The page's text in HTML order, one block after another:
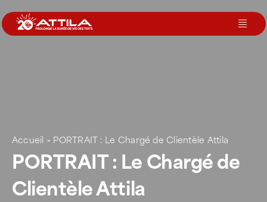
au
contenu
Nos agences
Votre toit
Accueil > PORTRAIT : Le Chargé de Clientèle Attila
PORTRAIT : Le Chargé de
Clientèle Attila